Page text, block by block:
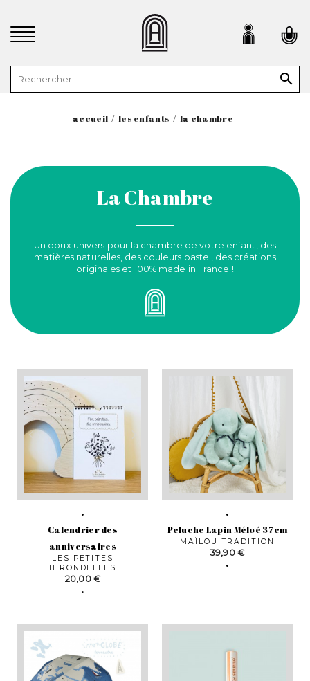

accueil les enfants la chambre
La Chambre
Un doux univers pour la chambre de votre enfant, des
matières naturelles, des couleurs pastel, des créations
originales et 100% made in France !
Calendrier des
anniversaires
LES PETITES
HIRONDELLES
Prix
20,00 €
Peluche Lapin Méloé 37cm
MAÏLOU TRADITION
Prix
39,90 €